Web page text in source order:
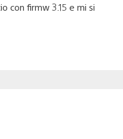
con firmw 3.15 e mi si